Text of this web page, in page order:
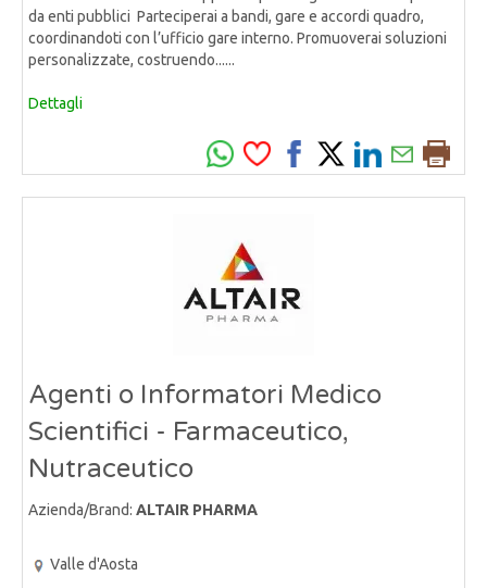
da enti pubblici Parteciperai a bandi, gare e accordi quadro,
coordinandoti con l’ufficio gare interno. Promuoverai soluzioni
personalizzate, costruendo......
Dettagli
Agenti o Informatori Medico
Scientifici - Farmaceutico,
Nutraceutico
Azienda/Brand: ALTAIR PHARMA
Valle d'Aosta